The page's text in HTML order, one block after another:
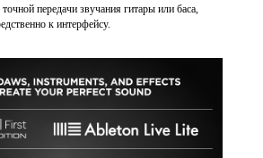
передачи звучания гитары или баса,
к интерфейсу.